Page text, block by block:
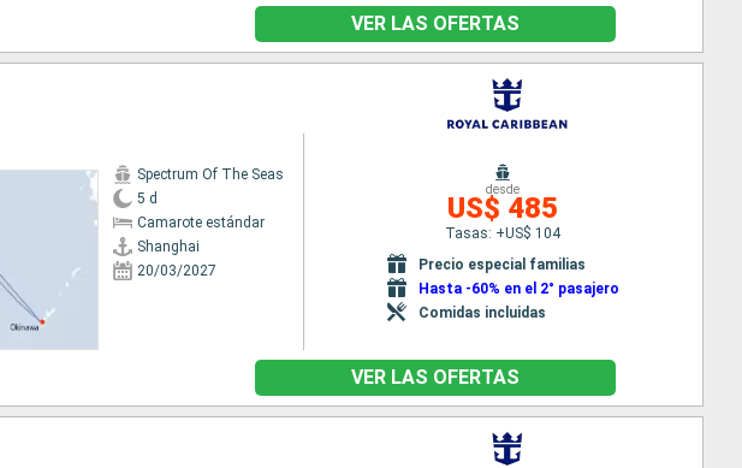
VER LAS OFERTAS
Spectrum Of The Seas
5 d
Camarote estándar
Shanghai
20/03/2027
desde
US$ 485
Tasas: +US$ 104
Precio especial familias
Hasta -60% en el 2° pasajero
Comidas incluidas
VER LAS OFERTAS